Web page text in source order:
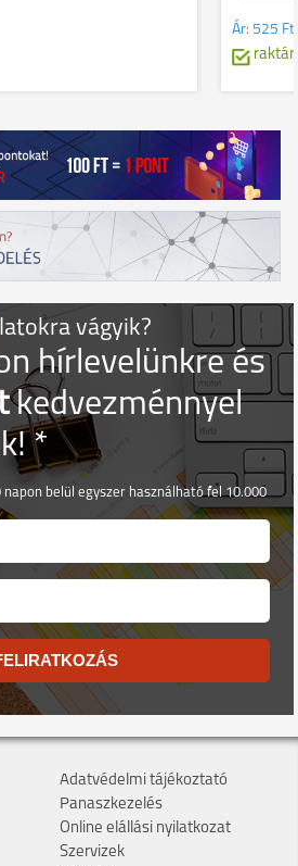
Ár: 525 Ft
vágyik?
hírlevelünkre és
kedvezménnyel
*
belül egyszer használható fel 10.000
Adatvédelmi tájékoztató
Panaszkezelés
Online elállási nyilatkozat
Szervizek